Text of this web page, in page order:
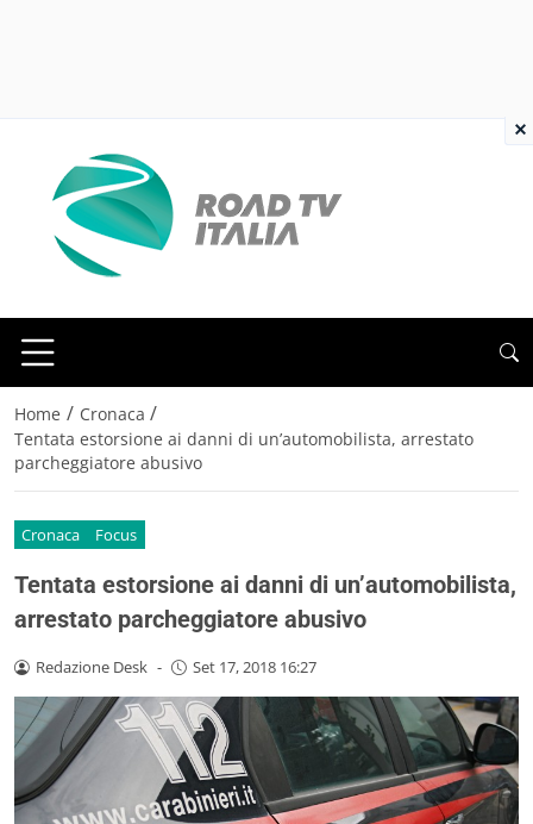
Home / Cronaca /
Tentata estorsione ai danni di un’automobilista, arrestato
parcheggiatore abusivo
Cronaca Focus
Tentata estorsione ai danni di un’automobilista,
arrestato parcheggiatore abusivo
Redazione Desk - Set 17, 2018 16:27
×